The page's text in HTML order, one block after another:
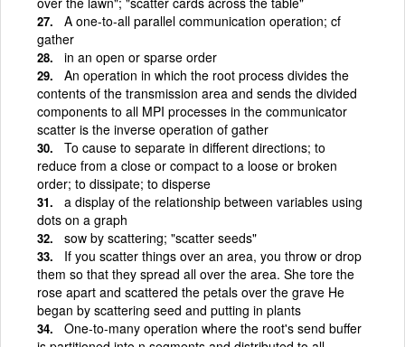
A one-to-all parallel communication operation; cf
gather
in an open or sparse order
An operation in which the root process divides the
contents of the transmission area and sends the divided
components to all MPI processes in the communicator
scatter is the inverse operation of gather
To cause to separate in different directions; to
reduce from a close or compact to a loose or broken
order; to dissipate; to disperse
a display of the relationship between variables using
dots on a graph
sow by scattering; "scatter seeds"
If you scatter things over an area, you throw or drop
them so that they spread all over the area. She tore the
rose apart and scattered the petals over the grave He
began by scattering seed and putting in plants
One-to-many operation where the root's send buffer